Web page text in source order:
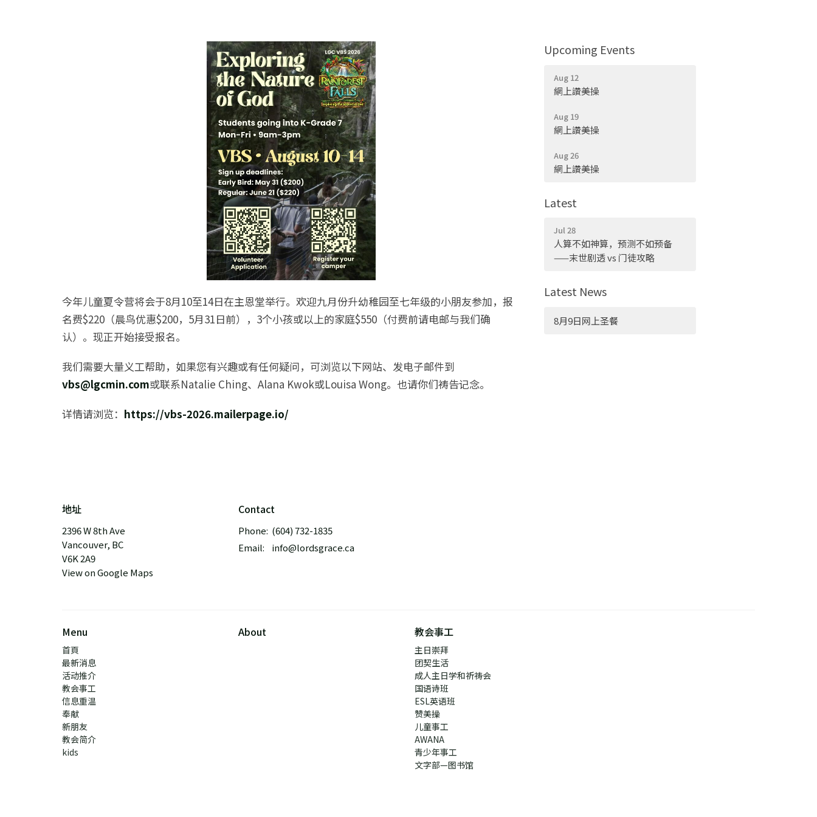
今年儿童夏令营将会于8月10至14日在主恩堂举行。欢迎九月份升幼稚园至七年级的小朋友参加，报
名费$220（晨鸟优惠$200，5月31日前），3个小孩或以上的家庭$550（付费前请电邮与我们确
认）。现正开始接受报名。
我们需要大量义工帮助，如果您有兴趣或有任何疑问，可浏览以下网站、发电子邮件到
vbs@lgcmin.com或联系Natalie Ching、Alana Kwok或Louisa Wong。也请你们祷告记念。
详情请浏览： https://vbs-2026.mailerpage.io/
Upcoming Events
Aug 12
網上讚美操
Aug 19
網上讚美操
Aug 26
網上讚美操
Latest
Jul 28
人算不如神算，预测不如预备
——末世剧透 vs 门徒攻略
Latest News
8月9日网上圣餐
地址
2396 W 8th Ave
Vancouver, BC
V6K 2A9
View on Google Maps
Contact
Phone: (604) 732-1835
Email: info@lordsgrace.ca
Menu
首頁
最新消息
活动推介
教会事工
信息重温
奉献
新朋友
教会简介
kids
About 教会事工
主日崇拜
团契生活
成人主日学和祈祷会
国语诗班
ESL英语班
赞美操
儿童事工
AWANA
青少年事工
文字部—图书馆